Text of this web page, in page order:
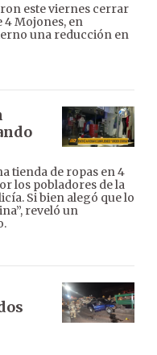
este viernes cerrar
Mojones, en
una reducción en
tienda de ropas en 4
los pobladores de la
Si bien alegó que lo
reveló un